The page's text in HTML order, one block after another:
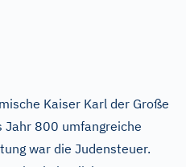
Kaiser Karl der Große
Jahr 800 umfangreiche
war die Judensteuer.